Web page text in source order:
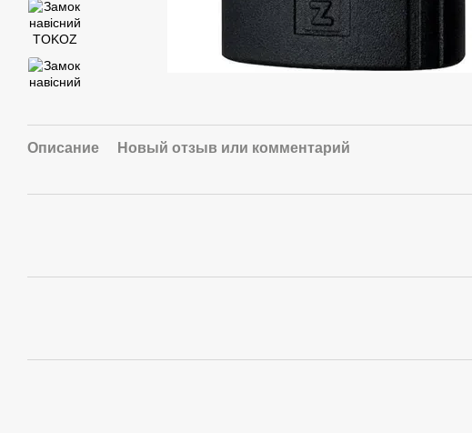
Описание Новый отзыв или комментарий